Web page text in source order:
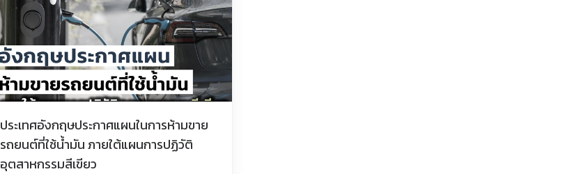
ประเทศอังกฤษประกาศแผนในการห้ามขาย
รถยนต์ที่ใช้น้ำมัน ภายใต้แผนการปฏิวัติ
อุตสาหกรรมสีเขียว